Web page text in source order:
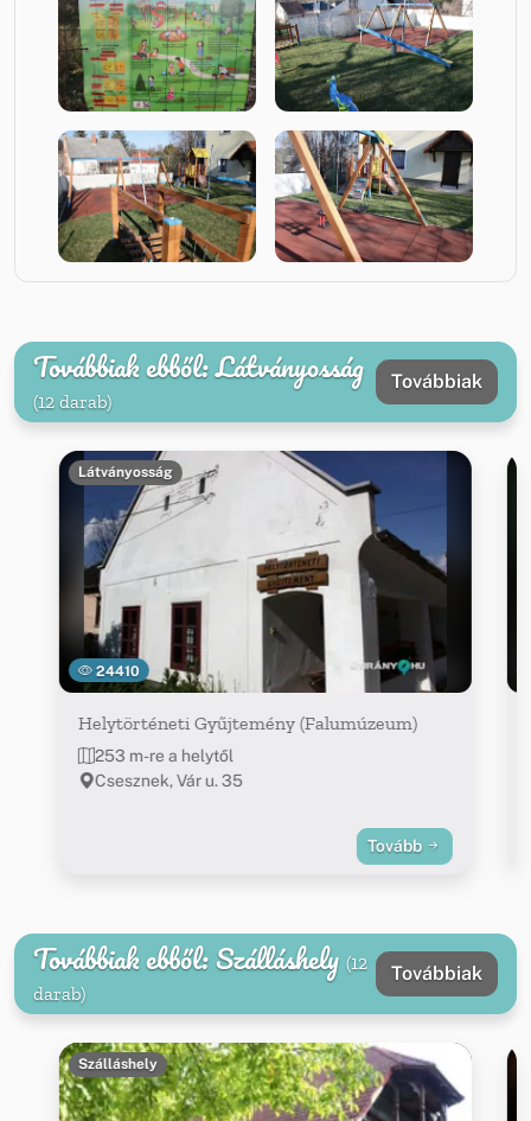
Továbbiak ebből: Látványosság
(12 darab)
Továbbiak
24410
Látványosság
Helytörténeti Gyűjtemény (Falumúzeum)
253 m-re a helytől
Csesznek, Vár u. 35
Tovább
Továbbiak ebből: Szálláshely (12
darab)
Továbbiak
Szálláshely